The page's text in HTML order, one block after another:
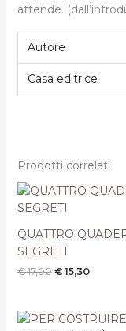
attende.
Autore
Casa editrice
Prodotti correlati
QUATTRO
SEGRETI
€17,00
Il
originale
€ 17,00.
€15,30
Il
prezzo
€ 15,30.